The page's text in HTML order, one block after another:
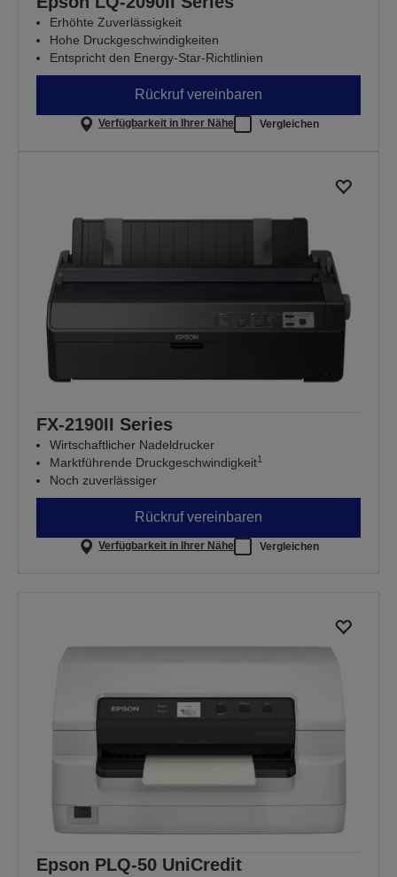
Erhöhte Zuverlässigkeit
Hohe Druckgeschwindigkeiten
Entspricht den Energy-Star-Richtlinien
Rückruf vereinbaren
Verfügbarkeit in Ihrer Nähe Vergleichen
FX-2190II Series
Wirtschaftlicher Nadeldrucker
Marktführende Druckgeschwindigkeit1
Noch zuverlässiger
Rückruf vereinbaren
Verfügbarkeit in Ihrer Nähe Vergleichen
Epson PLQ-50 UniCredit